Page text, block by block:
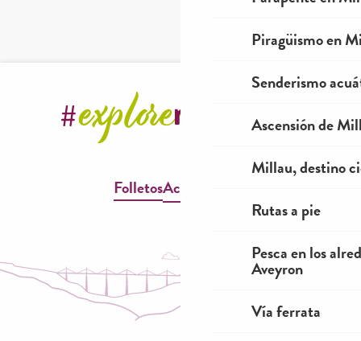
Piragüismo en
Senderismo
Ascensión de
Millau, destino
Rutas a pie
Pesca en los
Aveyron
Vía ferrata
FolletosAccesibilidad